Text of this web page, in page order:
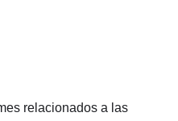
relacionados a las